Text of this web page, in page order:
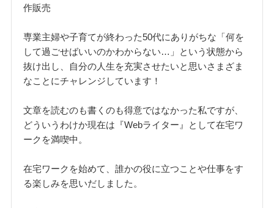
作販売
専業主婦や子育てが終わった50代にありがちな「何を
して過ごせばいいのかわからない…」という状態から
抜け出し、自分の人生を充実させたいと思いさまざま
なことにチャレンジしています！
文章を読むのも書くのも得意ではなかった私ですが、
どういうわけか現在は『Webライター』として在宅ワ
ークを満喫中。
在宅ワークを始めて、誰かの役に立つことや仕事をす
る楽しみを思いだしました。